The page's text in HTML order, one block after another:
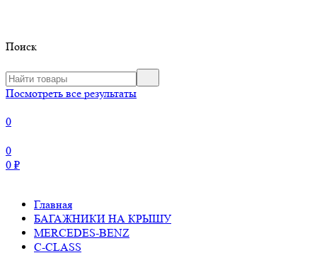
Поиск
Посмотреть все результаты
0
0
0 ₽
Главная
БАГАЖНИКИ НА КРЫШУ
MERCEDES-BENZ
C-CLASS